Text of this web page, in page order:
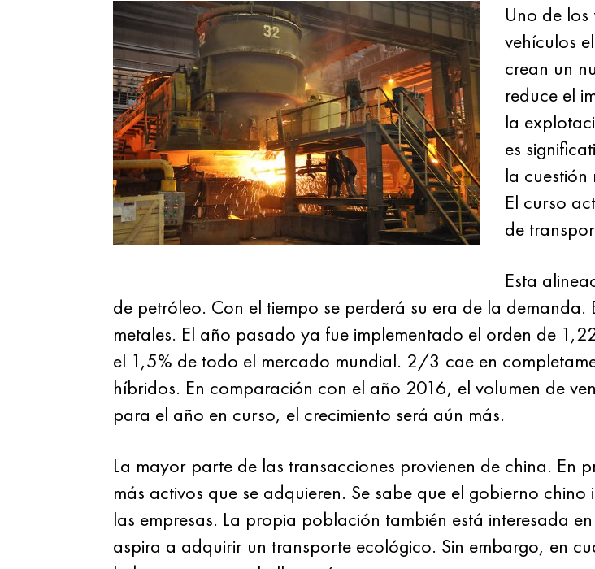
Uno de
vehículos
crean un
reduce el
la
es
la
El curso
de
Esta
de petróleo. Con el tiempo se perderá su era de la
metales. El año pasado ya fue implementado el orden de
el 1,5% de todo el mercado mundial. 2/3 cae en
híbridos. En comparación con el año 2016, el volumen de
para el año en curso, el crecimiento será aún más.
La mayor parte de las transacciones provienen de china. En
más activos que se adquieren. Se sabe que el gobierno
las empresas. La propia población también está interesada
aspira a adquirir un transporte ecológico. Sin embargo, en